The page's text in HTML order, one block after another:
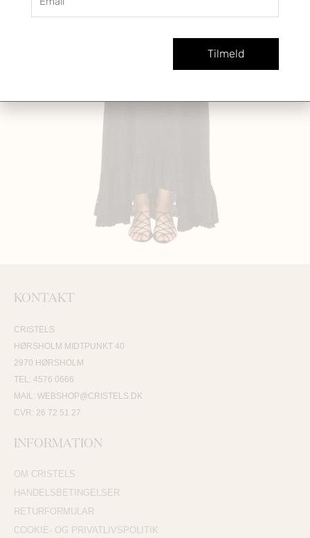
KONTAKT
CRISTELS
HØRSHOLM MIDTPUNKT 40
2970 HØRSHOLM
TEL: 4576 0666
MAIL: WEBSHOP@CRISTELS.DK
CVR: 26 72 51 27
INFORMATION
OM CRISTELS
HANDELSBETINGELSER
RETURFORMULAR
COOKIE- OG PRIVATLIVSPOLITIK
Tilmeld